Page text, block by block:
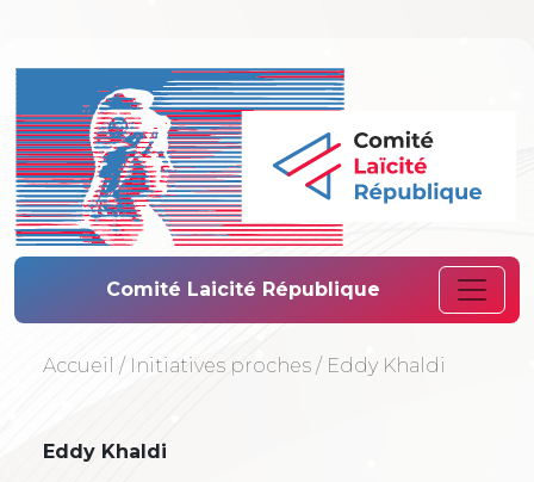
Comité Laïcité
Comité Laicité République
Accueil / Initiatives proches / Eddy Khaldi
Eddy Khaldi